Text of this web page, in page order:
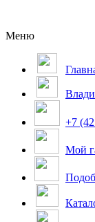
Меню
+7
Мой